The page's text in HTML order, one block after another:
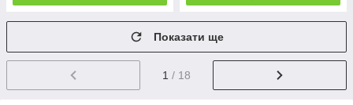
Показати ще
1 / 18